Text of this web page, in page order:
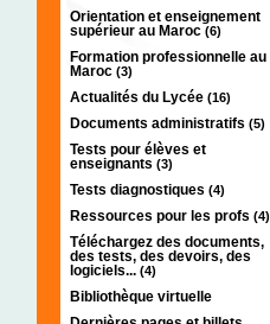
Orientation et enseignement
supérieur au Maroc (6)
Formation professionnelle au
Maroc (3)
Actualités du Lycée (16)
Documents administratifs (5)
Tests pour élèves et
enseignants (3)
Tests diagnostiques (4)
Ressources pour les profs (4)
Téléchargez des documents,
des tests, des devoirs, des
logiciels... (4)
Bibliothèque virtuelle